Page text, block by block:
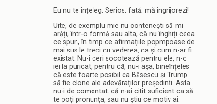
Eu nu te înțeleg. Serios, fată, mă îngrijorezi!
Uite, de exemplu mie nu contenești să-mi
arăți, într-o formă sau alta, că nu înghiți ceea
ce spun, în timp ce afirmațiile popmpoase de
mai sus le treci cu vederea, ca și cum n-ar fi
existat. Nu-i ceri socotează pentru ele, n-o
iei la puricat, pentru că, nu-i așa, bineînțeles
că este foarte posibil ca Băsescu și Trump
să fie clone ale adevăraților președinți. Asta
nu-i de comentat, că n-ai citit suficient ca să
te poți pronunța, sau nu știu ce motiv ai.